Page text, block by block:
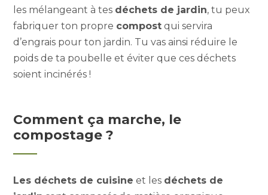
les mélangeant à tes déchets de jardin, tu peux
fabriquer ton propre compost qui servira
d’engrais pour ton jardin. Tu vas ainsi réduire le
poids de ta poubelle et éviter que ces déchets
soient incinérés !
Comment ça marche, le
compostage ?
Les déchets de cuisine et les déchets de